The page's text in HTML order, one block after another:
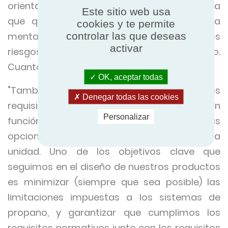
orientar desde el principio del proceso, para
que quien diseñe el proyecto entre en la
mentalidad correcta y se asegure de que los
riesgos potenciales se evalúan de inmediato.
Cuanto antes, en este caso, mejor".
"También es importante subrayar que los
requisitos del emplazamiento variarán en
función del diseño del sistema y de las
opciones elegidas por el fabricante de la
unidad. Uno de los objetivos clave que
seguimos en el diseño de nuestros productos
es minimizar (siempre que sea posible) las
limitaciones impuestas a los sistemas de
propano, y garantizar que cumplimos los
Este sitio web usa
cookies y te permite
controlar las que deseas
activar
OK, aceptar todas
Denegar todas las cookies
Personalizar